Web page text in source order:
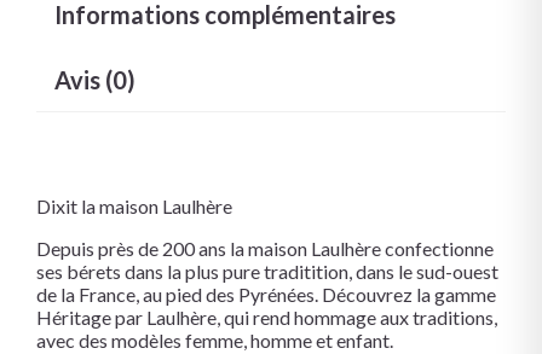
Informations complémentaires
Avis (0)
Dixit la maison Laulhère
Depuis près de 200 ans la maison Laulhère confectionne
ses bérets dans la plus pure traditition, dans le sud-ouest
de la France, au pied des Pyrénées. Découvrez la gamme
Héritage par Laulhère, qui rend hommage aux traditions,
avec des modèles femme, homme et enfant.